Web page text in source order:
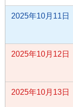
2025年10月11日
2025年10月12日
2025年10月13日